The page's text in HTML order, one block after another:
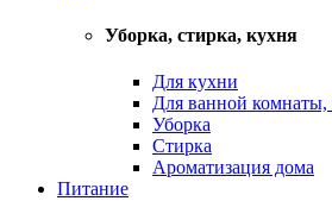
Уборка, стирка, кухня
Для кухни
Для ванной комнаты,
Уборка
Стирка
Ароматизация дома
Питание